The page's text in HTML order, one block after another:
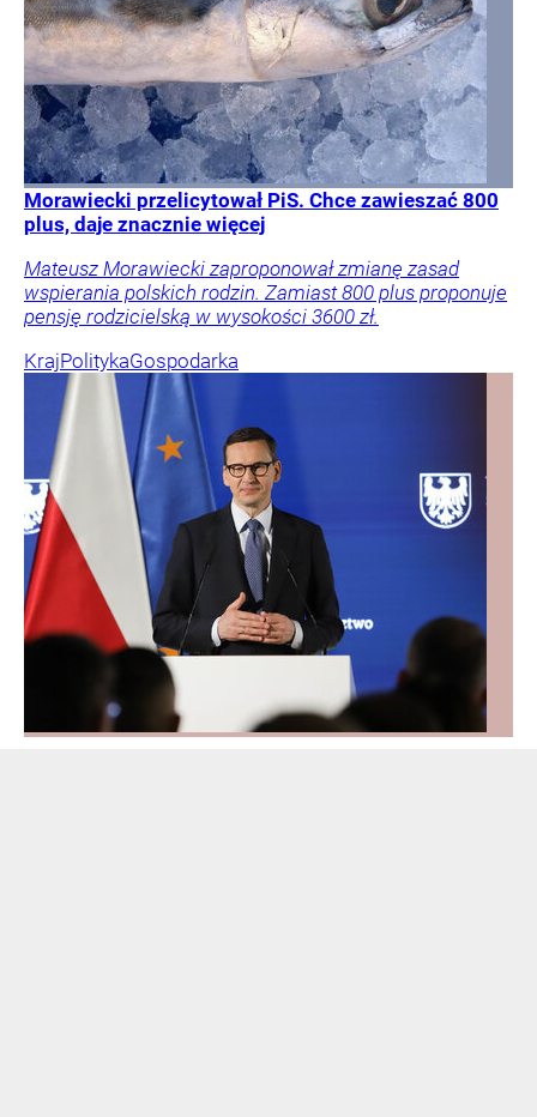
Morawiecki przelicytował PiS. Chce zawieszać 800
plus, daje znacznie więcej
Mateusz Morawiecki zaproponował zmianę zasad
wspierania polskich rodzin. Zamiast 800 plus proponuje
pensję rodzicielską w wysokości 3600 zł.
KrajPolitykaGospodarka